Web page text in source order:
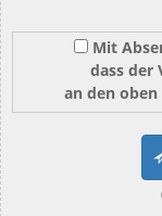
Mit
dass der
an den